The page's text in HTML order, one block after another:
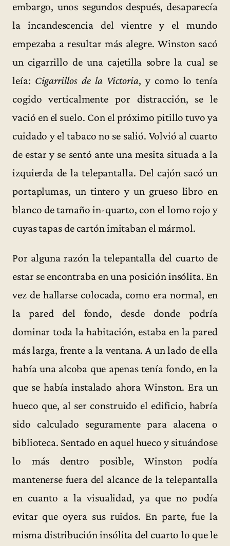
embargo, unos segundos después, desaparecía
la incandescencia del vientre y el mundo
empezaba a resultar más alegre. Winston sacó
un cigarrillo de una cajetilla sobre la cual se
leía: Cigarrillos de la Victoria, y como lo tenía
cogido verticalmente por distracción, se le
vació en el suelo. Con el próximo pitillo tuvo ya
cuidado y el tabaco no se salió. Volvió al cuarto
de estar y se sentó ante una mesita situada a la
izquierda de la telepantalla. Del cajón sacó un
portaplumas, un tintero y un grueso libro en
blanco de tamaño in-quarto, con el lomo rojo y
cuyas tapas de cartón imitaban el mármol.
Por alguna razón la telepantalla del cuarto de
estar se encontraba en una posición insólita. En
vez de hallarse colocada, como era normal, en
la pared del fondo, desde donde podría
dominar toda la habitación, estaba en la pared
más larga, frente a la ventana. A un lado de ella
había una alcoba que apenas tenía fondo, en la
que se había instalado ahora Winston. Era un
hueco que, al ser construido el edificio, habría
sido calculado seguramente para alacena o
biblioteca. Sentado en aquel hueco y situándose
lo más dentro posible, Winston podía
mantenerse fuera del alcance de la telepantalla
en cuanto a la visualidad, ya que no podía
evitar que oyera sus ruidos. En parte, fue la
misma distribución insólita del cuarto lo que le